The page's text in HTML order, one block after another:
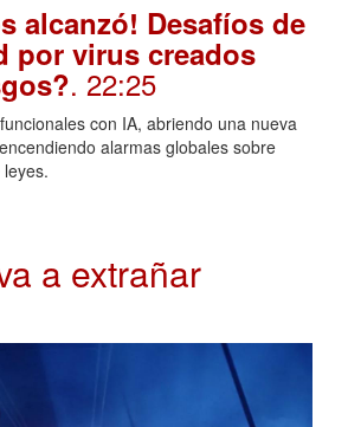
alcanzó! Desafíos de
por virus creados
. 22:25
con IA, abriendo una nueva
alarmas globales sobre
a extrañar